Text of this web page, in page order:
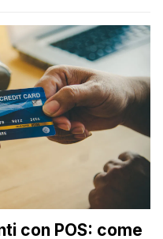
con POS: come